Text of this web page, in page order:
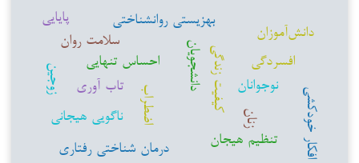
اضطراب
دانشجویانکیفیت زندگی نوجوانان
افسردگی
بهزیستی روانشناختی
دانش‌آموزان
زنان
تنظیم هیجان
درمان شناختی رفتاری
ناگویی هیجانی
احساس تنهایی
زوجین
افکار خودکشی
تاب آوری
سلامت روان
پایایی